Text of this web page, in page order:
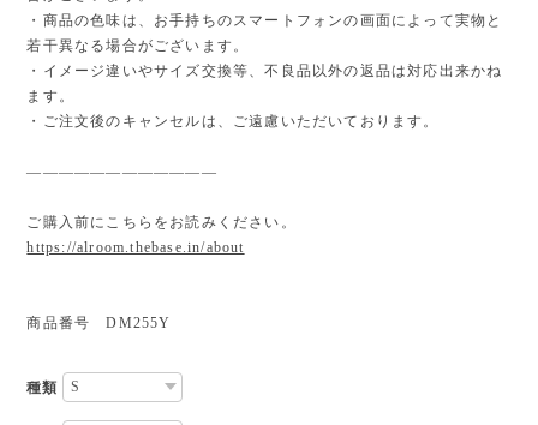
・商品の色味は、お手持ちのスマートフォンの画面によって実物と
若干異なる場合がございます。
・イメージ違いやサイズ交換等、不良品以外の返品は対応出来かね
ます。
・ご注文後のキャンセルは、ご遠慮いただいております。
————————————
ご購入前にこちらをお読みください。
https://alroom.thebase.in/about
商品番号 DM255Y
種類